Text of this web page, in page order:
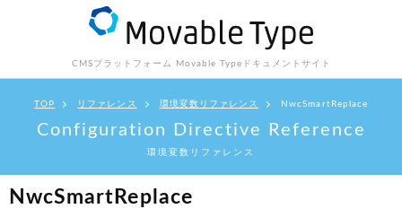
CMSプラットフォーム Movable Type ドキュメントサイト
TOP リファレンス 環境変数リファレンス NwcSmartReplace
Configuration Directive Reference
環境変数リファレンス
NwcSmartReplace